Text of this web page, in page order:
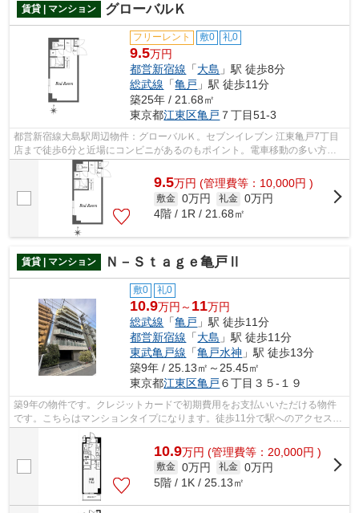
賃貸 | マンション グローバルＫ
フリーレント 敷0 礼0
9.5万円
都営新宿線 「大島 」駅 徒歩8分
総武線 「亀戸 」駅 徒歩11分
築25年 / 21.68㎡
東京都江東区亀戸 ７丁目51-3
都営新宿線大島駅周辺物件：グローバルＫ。セブンイレブン 江東亀戸7丁目
店まで徒歩6分と近場にコンビニがあるのもポイント。電車移動の多い方に
嬉しい駅から徒歩8分の物件です。初期...
9.5万円 (管理費等：10,000円 )
敷金 0万円 礼金 0万円
4階 / 1R / 21.68㎡
賃貸 | マンション Ｎ－Ｓｔａｇｅ亀戸Ⅱ
敷0 礼0
10.9万円～ 11万円
総武線 「亀戸 」駅 徒歩11分
都営新宿線 「大島 」駅 徒歩11分
東武亀戸線 「亀戸水神 」駅 徒歩13分
築9年 / 25.13㎡～25.45㎡
東京都江東区亀戸 ６丁目３５-１９
築9年の物件です。クレジットカードで初期費用をお支払いいただける物件
です。こちらはマンションタイプになります。徒歩11分で駅へのアクセスが
できる物件です。当社スタッフが地域の...
10.9万円 (管理費等：20,000円 )
敷金 0万円 礼金 0万円
5階 / 1K / 25.13㎡